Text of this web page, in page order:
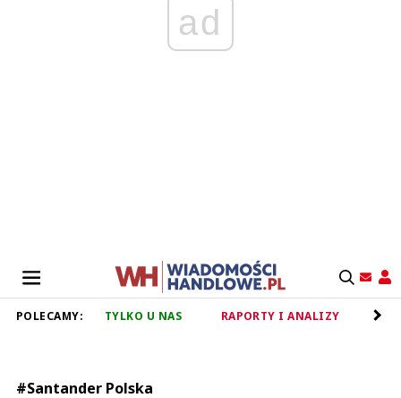
ad
POLECAMY: TYLKO U NAS RAPORTY I ANALIZY
#Santander Polska